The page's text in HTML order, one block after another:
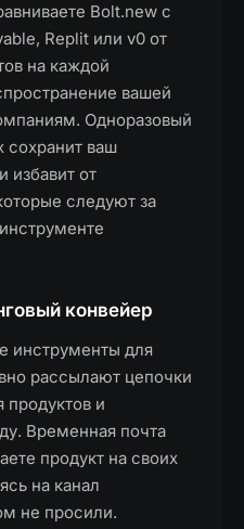
Bolt.new с
Replit или v0 от
на каждой
вашей
Одноразовый
сохранит ваш
избавит от
следуют за
конвейер
инструменты для
рассылают цепочки
продуктов и
Временная почта
продукт на своих
на канал
не просили.